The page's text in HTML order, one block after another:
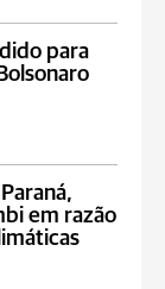
para
em razão